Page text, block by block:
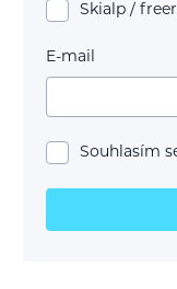
Skialp /
E-mail
Souhlasím